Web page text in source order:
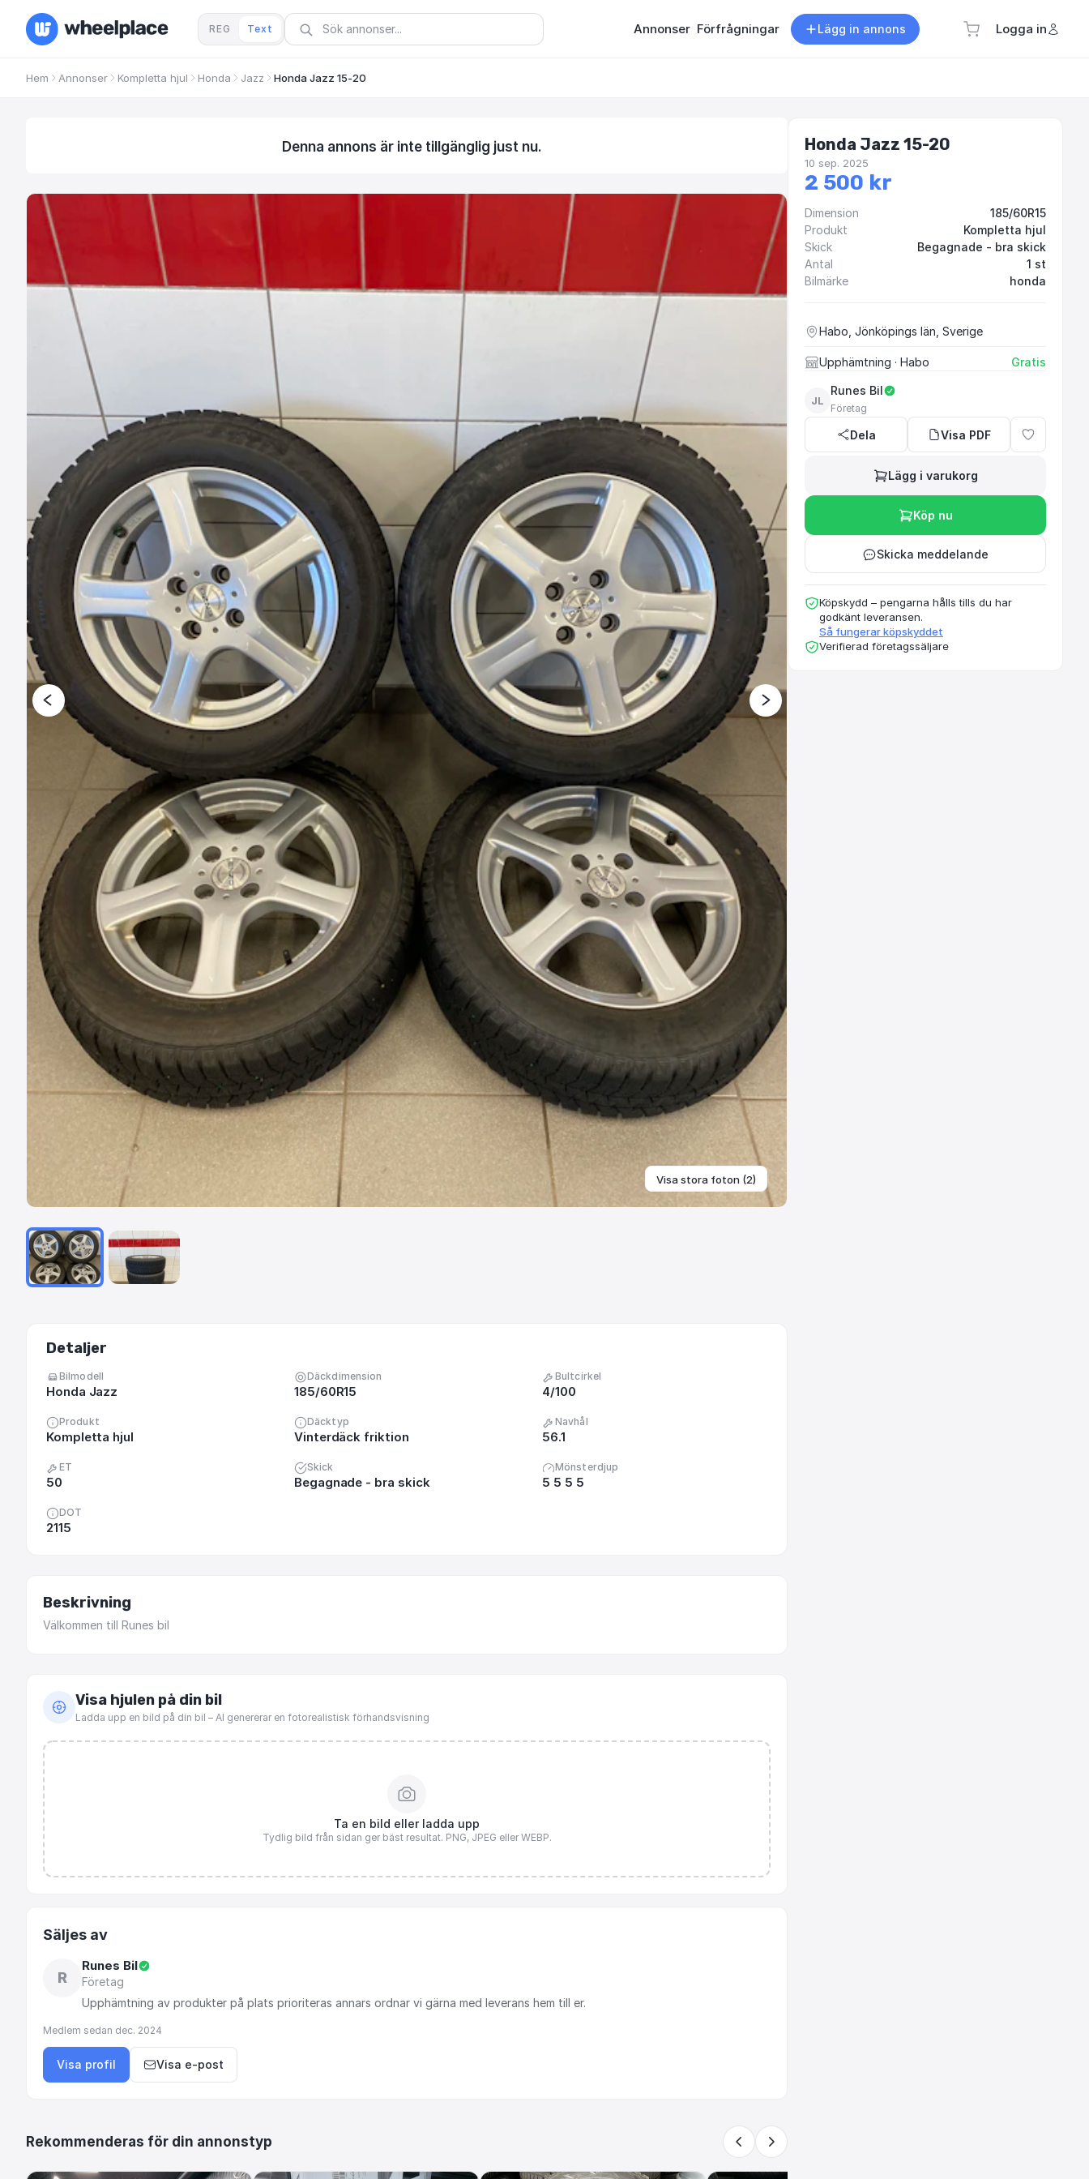
REG Text Annonser Förfrågningar Lägg in annons Logga in
Hem Annonser Kompletta hjul Honda Jazz Honda Jazz 15-20
Denna annons är inte tillgänglig just nu.
Upphämtning av
Visa stora foton (2)
Detaljer
Bilmodell
Honda Jazz
Däckdimension
185/60R15
Bultcirkel
4/100
Produkt
Kompletta hjul
Däcktyp
Vinterdäck friktion
Navhål
56.1
ET
50
Skick
Begagnade - bra skick
Mönsterdjup
5 5 5 5
DOT
2115
Beskrivning
Välkommen till Runes bil
Visa hjulen på din bil
Ladda upp en bild på din bil – AI genererar en fotorealistisk förhandsvisning
Ta en bild eller ladda upp
Tydlig bild från sidan ger bäst resultat. PNG, JPEG eller WEBP.
Säljes av
R
Runes Bil
Företag
Upphämtning av produkter på plats prioriteras annars ordnar vi gärna med leverans hem till er.
Medlem sedan dec. 2024
Visa profil Visa e-post
Rekommenderas för din annonstyp
Honda Jazz 15-20
10 sep. 2025
2 500 kr
Dimension
185/60R15
Produkt
Kompletta hjul
Skick
Begagnade - bra skick
Antal
1 st
Bilmärke
honda
Habo, Jönköpings län, Sverige
Upphämtning · Habo Gratis
JL
Runes Bil
Företag
Dela Visa PDF
Lägg i varukorg
Köp nu
Skicka meddelande
Köpskydd – pengarna hålls tills du har
godkänt leveransen.
Så fungerar köpskyddet
Verifierad företagssäljare